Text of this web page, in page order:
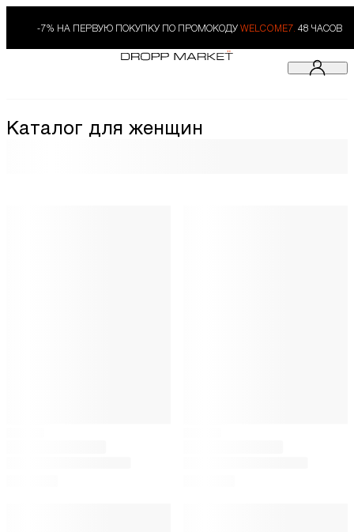
-7% НА ПЕРВУЮ ПОКУПКУ ПО ПРОМОКОДУ WELCOME7. 48 ЧАСОВ
Каталог для женщин